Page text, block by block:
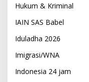
Hukum & Kriminal
IAIN SAS Babel
Iduladha 2026
Imigrasi/WNA
Indonesia 24 jam